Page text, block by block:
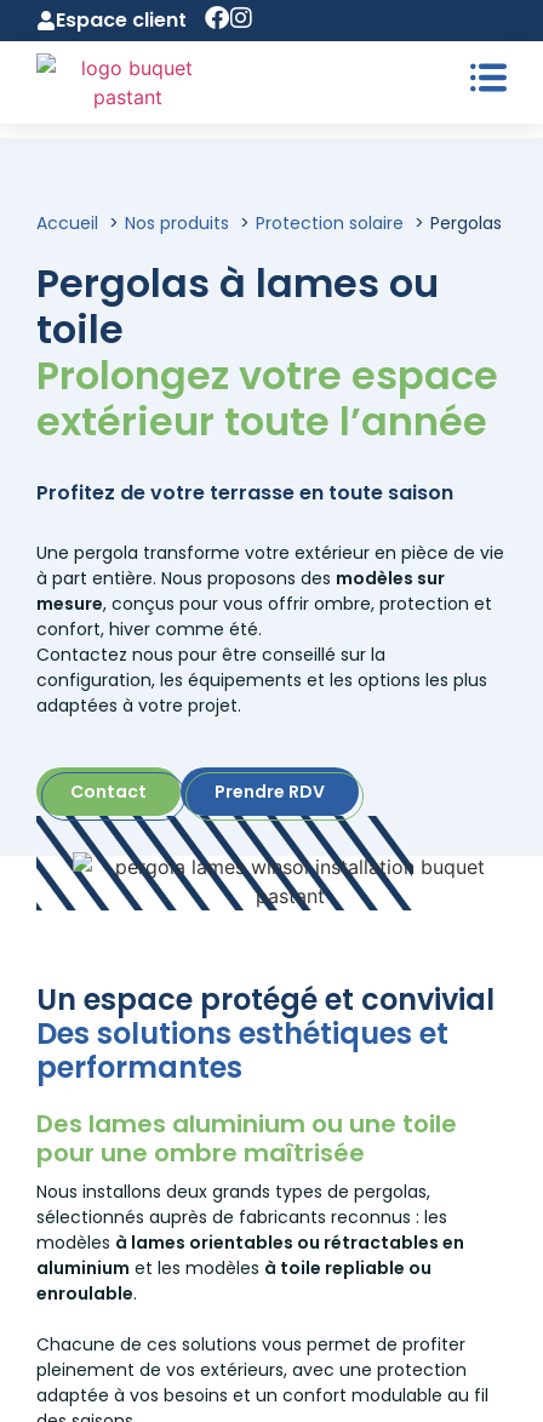
Espace client
Accueil Nos produits Protection solaire Pergolas
Pergolas à lames ou
toile
Prolongez votre espace
extérieur toute l’année
Profitez de votre terrasse en toute saison
Une pergola transforme votre extérieur en pièce de vie
à part entière. Nous proposons des modèles sur
mesure, conçus pour vous offrir ombre, protection et
confort, hiver comme été.
Contactez nous pour être conseillé sur la
configuration, les équipements et les options les plus
adaptées à votre projet.
Contact Prendre RDV
Un espace protégé et convivial
Des solutions esthétiques et
performantes
Des lames aluminium ou une toile
pour une ombre maîtrisée
Nous installons deux grands types de pergolas,
sélectionnés auprès de fabricants reconnus : les
modèles à lames orientables ou rétractables en
aluminium et les modèles à toile repliable ou
enroulable.
Chacune de ces solutions vous permet de profiter
pleinement de vos extérieurs, avec une protection
adaptée à vos besoins et un confort modulable au fil